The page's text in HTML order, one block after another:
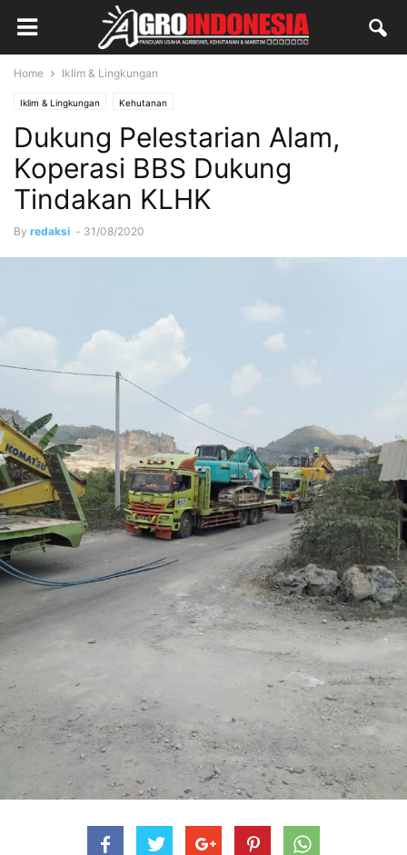
Home Iklim & Lingkungan
Iklim & Lingkungan Kehutanan
Dukung Pelestarian Alam,
Koperasi BBS Dukung
Tindakan KLHK
By redaksi - 31/08/2020